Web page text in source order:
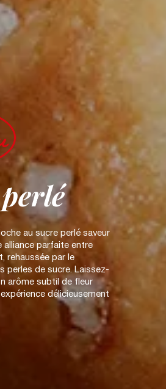
perlé
au sucre perlé saveur
alliance parfaite entre
rehaussée par le
perles de sucre. Laissez-
arôme subtil de fleur
délicieusement